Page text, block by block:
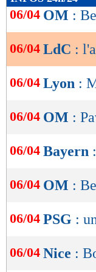
de
OK
06/04 OM :
06/04 LdC :
06/04 Lyon :
06/04 OM :
06/04 Bayern
06/04 OM :
06/04 PSG :
06/04 Nice :